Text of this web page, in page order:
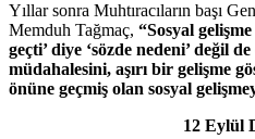
Yıllar sonra Muhtıracıların başı
Memduh Tağmaç, “Sosyal
geçti’ diye ‘sözde nedeni’ değil
müdahalesini, aşırı bir gelişme
önüne geçmiş olan sosyal
12 Eylül